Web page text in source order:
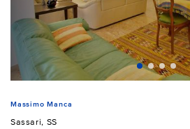
Massimo Manca
Sassari, SS